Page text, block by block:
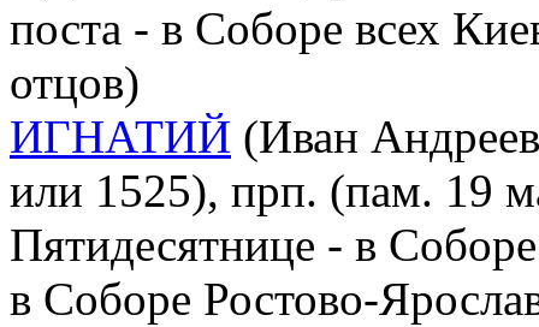
поста - в Соборе всех
отцов)
ИГНАТИЙ (Иван
или 1525), прп. (пам. 19
Пятидесятнице - в
в Соборе Ростово-